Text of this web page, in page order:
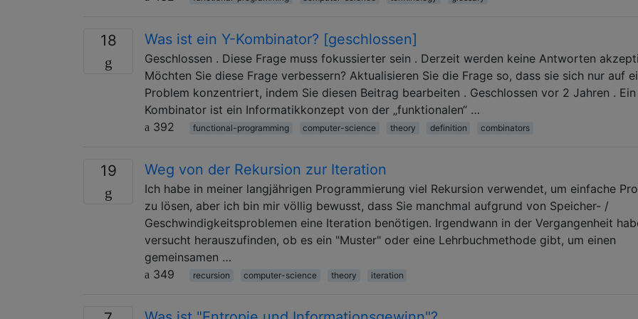
18 Was ist ein Y-Kombinator? [geschlossen]
Geschlossen . Diese Frage muss fokussierter sein . Derzeit werden keine Antworten
Möchten Sie diese Frage verbessern? Aktualisieren Sie die Frage so, dass sie sich nur auf
Problem konzentriert, indem Sie diesen Beitrag bearbeiten . Geschlossen vor 2 Jahren .
Kombinator ist ein Informatikkonzept von der „funktionalen“ …
392
functional-programming computer-science theory definition combinators
19 Weg von der Rekursion zur Iteration
Ich habe in meiner langjährigen Programmierung viel Rekursion verwendet, um einfache
zu lösen, aber ich bin mir völlig bewusst, dass Sie manchmal aufgrund von Speicher- /
Geschwindigkeitsproblemen eine Iteration benötigen. Irgendwann in der Vergangenheit
versucht herauszufinden, ob es ein "Muster" oder eine Lehrbuchmethode gibt, um einen
gemeinsamen …
349
recursion computer-science theory iteration